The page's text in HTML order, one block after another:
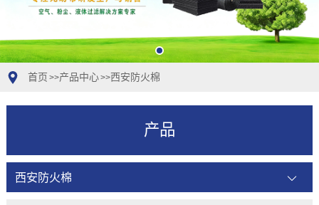
首页 >>产品中心>>西安防火棉
产品
西安防火棉